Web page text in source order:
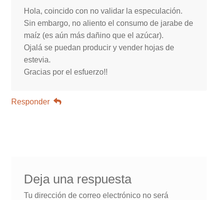
Hola, coincido con no validar la especulación.
Sin embargo, no aliento el consumo de jarabe de
maíz (es aún más dañino que el azúcar).
Ojalá se puedan producir y vender hojas de
estevia.
Gracias por el esfuerzo!!
Responder
Deja una respuesta
Tu dirección de correo electrónico no será